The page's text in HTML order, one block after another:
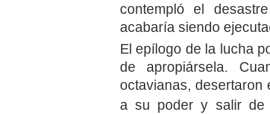
contempló el
acabaría siendo
El epílogo de la lucha
de apropiársela.
octavianas,
a su poder y salir de